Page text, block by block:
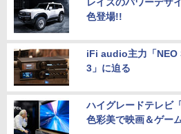
レイズのパワーデザ
色登場!!
iFi audio主力「NEO
3」に迫る
ハイグレードテレビ
色彩美で映画＆ゲー